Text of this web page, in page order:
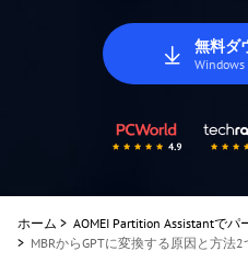
無料ダ
ホーム > AOMEI Partition Assistantで
> MBRからGPTに変換する原因と方法2